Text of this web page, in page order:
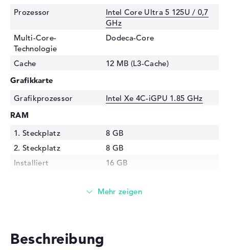
Prozessor
Intel Core Ultra 5 125U / 0,7
GHz
Multi-Core-
Technologie
Dodeca-Core
Cache
12 MB (L3-Cache)
Grafikkarte
Grafikprozessor
Intel Xe 4C-iGPU 1.85 GHz
RAM
1. Steckplatz
8 GB
2. Steckplatz
8 GB
Installiert
16 GB
Optische Speicher
Beschreibung